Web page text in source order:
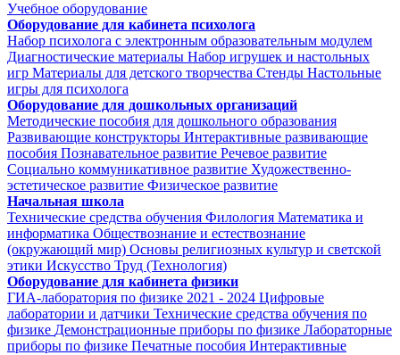
Учебное оборудование
Оборудование для кабинета психолога
Набор психолога с электронным образовательным модулем
Диагностические материалы Набор игрушек и настольных
игр Материалы для детского творчества Стенды Настольные
игры для психолога
Оборудование для дошкольных организаций
Методические пособия для дошкольного образования
Развивающие конструкторы Интерактивные развивающие
пособия Познавательное развитие Речевое развитие
Социально коммуникативное развитие Художественно-
эстетическое развитие Физическое развитие
Начальная школа
Технические средства обучения Филология Математика и
информатика Обществознание и естествознание
(окружающий мир) Основы религиозных культур и светской
этики Искусство Труд (Технология)
Оборудование для кабинета физики
ГИА-лаборатория по физике 2021 - 2024 Цифровые
лаборатории и датчики Технические средства обучения по
физике Демонстрационные приборы по физике Лабораторные
приборы по физике Печатные пособия Интерактивные